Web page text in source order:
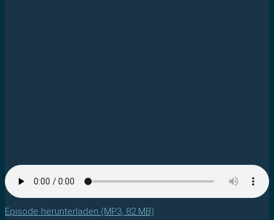
Episode herunterladen (MP3, 82 MB)